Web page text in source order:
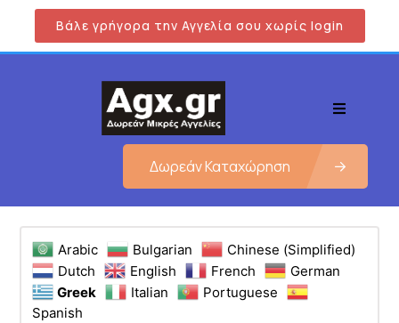
Βάλε γρήγορα την Αγγελία σου χωρίς login
Δωρεάν Καταχώρηση
Arabic Bulgarian
Chinese (Simplified)
Dutch
English French
German
Greek
Italian
Portuguese
Spanish